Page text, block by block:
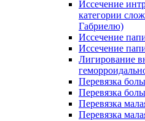
Иссечение
категории
Габриелю)
Иссечение
Иссечение
Лигирование
Перевязка
Перевязка
Перевязка
Перевязка